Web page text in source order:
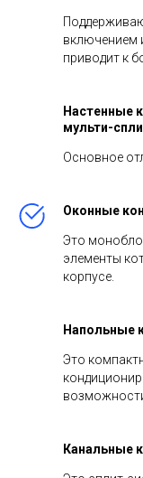
включением
приводит к
Настенные
мульти-
Основное
Оконные
Это
элементы
корпусе.
Напольные
Это
Канальные